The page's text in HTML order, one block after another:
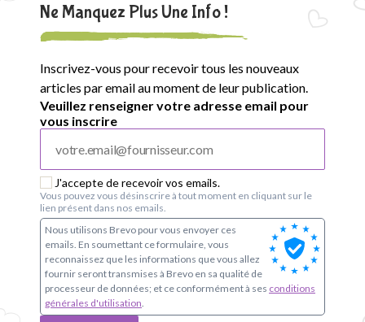
Ne Manquez Plus Une Info !
Inscrivez-vous pour recevoir tous les nouveaux
articles par email au moment de leur publication.
Veuillez renseigner votre adresse email pour
vous inscrire
J'accepte de recevoir vos emails.
Vous pouvez vous désinscrire à tout moment en cliquant sur le
lien présent dans nos emails.
Nous utilisons Brevo pour vous envoyer ces
emails. En soumettant ce formulaire, vous
reconnaissez que les informations que vous allez
fournir seront transmises à Brevo en sa qualité de
processeur de données; et ce conformément à ses conditions
générales d'utilisation